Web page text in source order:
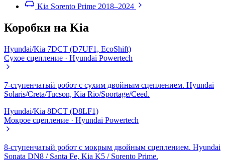
Kia Sorento Prime 2018–2024
Коробки на Kia
Hyundai/Kia 7DCT (D7UF1, EcoShift)
Сухое сцепление · Hyundai Powertech
7-ступенчатый робот с сухим двойным сцеплением. Hyundai
Solaris/Creta/Tucson, Kia Rio/Sportage/Ceed.
Hyundai/Kia 8DCT (D8LF1)
Мокрое сцепление · Hyundai Powertech
8-ступенчатый робот с мокрым двойным сцеплением. Hyundai
Sonata DN8 / Santa Fe, Kia K5 / Sorento Prime.